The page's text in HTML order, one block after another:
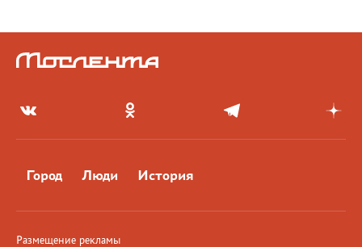
Город Люди История
Размещение рекламы